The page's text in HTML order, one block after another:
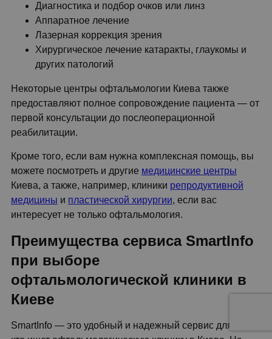
Диагностика и подбор очков или линз
Аппаратное лечение
Лазерная коррекция зрения
Хирургическое лечение катаракты, глаукомы и
других патологий
Некоторые центры офтальмологии Киева также
предоставляют полное сопровождение пациента — от
первой консультации до послеоперационной
реабилитации.
Кроме того, если вам нужна комплексная помощь, вы
можете посмотреть и другие медицинские центры
Киева, а также, например, клиники репродуктивной
медицины и пластической хирургии, если вас
интересует не только офтальмология.
Преимущества сервиса SmartInfo
при выборе
офтальмологической клиники в
Киеве
SmartInfo — это удобный и надежный сервис для тех,